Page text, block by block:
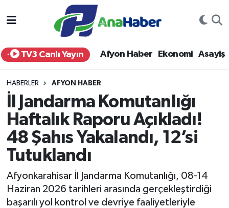
TV3 Canlı Yayın Afyon Haber Ekonomi Asayiş
HABERLER AFYON HABER
İl Jandarma Komutanlığı
Haftalık Raporu Açıkladı!
48 Şahıs Yakalandı, 12’si
Tutuklandı
Afyonkarahisar İl Jandarma Komutanlığı, 08-14
Haziran 2026 tarihleri arasında gerçekleştirdiği
başarılı yol kontrol ve devriye faaliyetleriyle
Yurt Haber
Afyon Haber
Siyaset
Spor
Sağlık
Afyonkarahisar Nöbetçi Eczaneler
Afyonkarahisar Hava Durumu
Afyonkarahisar Trafik Yoğunluk Haritası
Süper Lig Puan Durumu ve Fikstür
Tüm Manşetler
Son Dakika Haberleri